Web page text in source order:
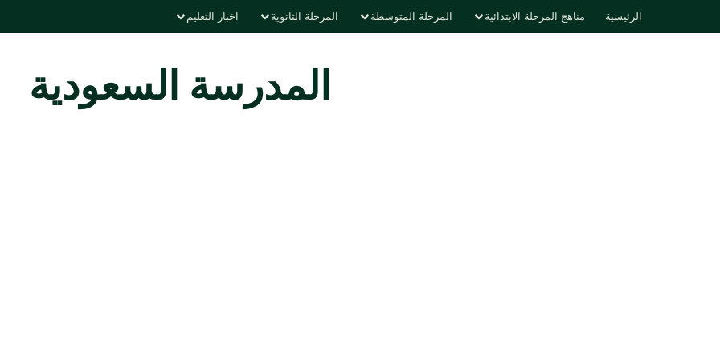
الرئيسية مناهج المرحلة الابتدائية المرحلة المتوسطة المرحلة الثانوية اخبار التعليم
المدرسة السعودية